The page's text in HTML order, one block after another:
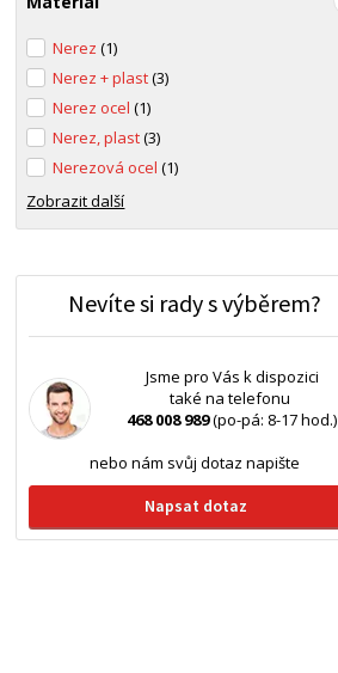
Nerez(1)
Nerez + plast(3)
Nerez ocel(1)
Nerez, plast(3)
Nerezová ocel(1)
Zobrazit další
Nevíte si rady s výběrem?
Jsme pro Vás k dispozici
také na telefonu
468 008 989(po-pá: 8-17 hod.)
nebo nám svůj dotaz napište
Napsat dotaz